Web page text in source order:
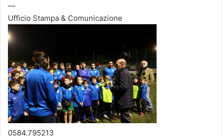
—
Ufficio Stampa & Comunicazione
0584.795213